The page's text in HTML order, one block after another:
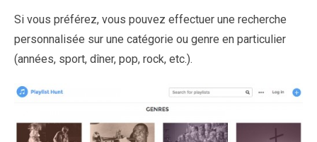
Si vous préférez, vous pouvez effectuer une recherche
personnalisée sur une catégorie ou genre en particulier
(années, sport, dîner, pop, rock, etc.).